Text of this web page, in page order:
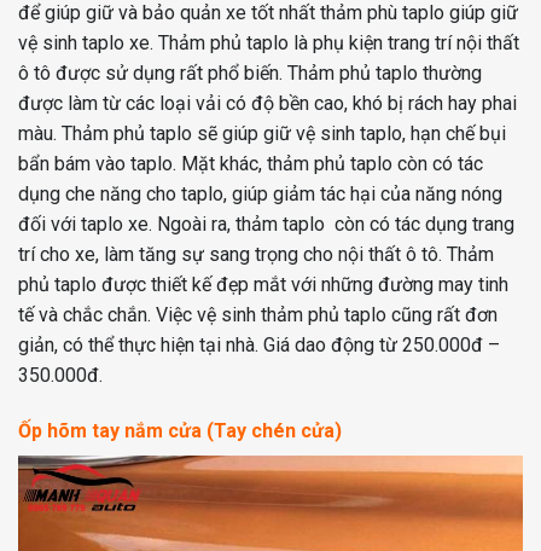
để giúp giữ và bảo quản xe tốt nhất thảm phù taplo giúp giữ
vệ sinh taplo xe. Thảm phủ taplo là phụ kiện trang trí nội thất
ô tô được sử dụng rất phổ biến. Thảm phủ taplo thường
được làm từ các loại vải có độ bền cao, khó bị rách hay phai
màu. Thảm phủ taplo sẽ giúp giữ vệ sinh taplo, hạn chế bụi
bẩn bám vào taplo. Mặt khác, thảm phủ taplo còn có tác
dụng che năng cho taplo, giúp giảm tác hại của năng nóng
đối với taplo xe. Ngoài ra, thảm taplo còn có tác dụng trang
trí cho xe, làm tăng sự sang trọng cho nội thất ô tô. Thảm
phủ taplo được thiết kế đẹp mắt với những đường may tinh
tế và chắc chắn. Việc vệ sinh thảm phủ taplo cũng rất đơn
giản, có thể thực hiện tại nhà. Giá dao động từ 250.000đ –
350.000đ.
Ốp hõm tay nắm cửa (Tay chén cửa)